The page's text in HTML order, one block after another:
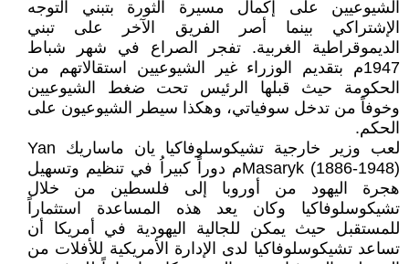
الشيوعيين على إكمال مسيرة الثورة بتبني التوجه
الإشتراكي بينما أصر الفريق الآخر على تبني
الديموقراطية الغربية. تفجر الصراع في شهر شباط
1947م بتقديم الوزراء غير الشيوعيين استقالاتهم من
الحكومة حيث قبلها الرئيس تحت ضغط الشيوعيين
وخوفاً من تدخل سوفياتي، وهكذا سيطر الشيوعيون على
الحكم.
لعب وزير خارجية تشيكوسلوفاكيا يان ماساريك Yan
Masaryk (1886-1948)م دوراً كبيراُ في تنظيم وتسهيل
هجرة اليهود من أوروبا إلى فلسطين من خلال
تشيكوسلوفاكيا وكان يعد هذه المساعدة استثماراً
للمستقبل حيث يمكن للجالية اليهودية في أمريكا أن
تساعد تشيكوسلوفاكيا لدى الإدارة الأمريكية للأفلات من